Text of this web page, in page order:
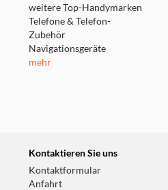
weitere Top-Handymarken
Telefone & Telefon-
Zubehör
Navigationsgeräte
mehr
Kontaktieren Sie uns
Kontaktformular
Anfahrt